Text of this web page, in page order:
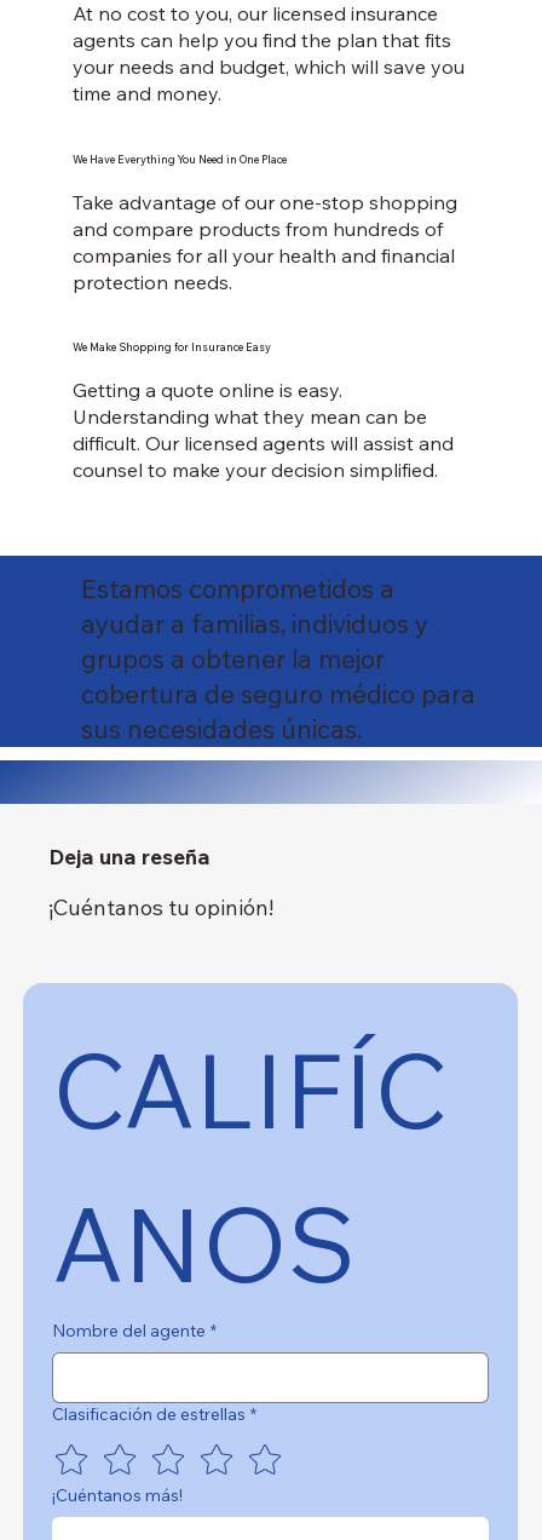
At no cost to you, our licensed insurance
agents can help you find the plan that fits
your needs and budget, which will save you
time and money.
We Have Everything You Need in One Place
Take advantage of our one-stop shopping
and compare products from hundreds of
companies for all your health and financial
protection needs.
We Make Shopping for Insurance Easy
Getting a quote online is easy.
Understanding what they mean can be
difficult. Our licensed agents will assist and
counsel to make your decision simplified.
Estamos comprometidos a
ayudar a familias, individuos y
grupos a obtener la mejor
cobertura de seguro médico para
sus necesidades únicas.
CALIFÍC
ANOS
Nombre del agente *
Clasificación de estrellas *
¡Cuéntanos más!
¡Cuéntanos tu opinión!
Deja una reseña